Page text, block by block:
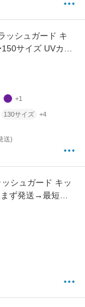
ッシュガード キ
サイズ UVカッ
ベビー マリンカ
日焼け対策
+1
130サイズ +4
送)
シュガード キッ
ず発送→最短翌
99.5％ スクール
スナー 小学生 中
タンドカラー